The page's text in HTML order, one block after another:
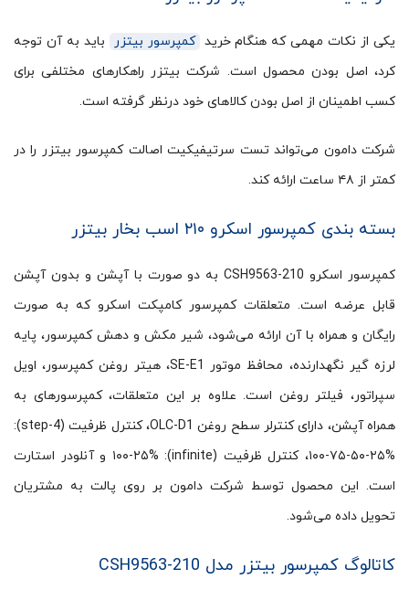
یکی از نکات مهمی که هنگام خرید کمپرسور بیتزر
باید به آن توجه
کرد، اصل بودن محصول است. شرکت بیتزر راهکارهای مختلفی برای
کسب اطمینان از اصل بودن کالاهای خود درنظر گرفته است.
شرکت دامون می‌تواند تست سرتیفیکیت اصالت کمپرسور بیتزر را در
کمتر از ۴۸ ساعت ارائه کند.
بسته بندی کمپرسور اسکرو ۲۱۰ اسب بخار بیتزر
کمپرسور اسکرو CSH9563-210 به دو صورت با آپشن و بدون آپشن
قابل عرضه است. متعلقات کمپرسور کامپکت اسکرو که به صورت
رایگان و همراه با آن ارائه می‌شود، شیر مکش و دهش کمپرسور، پایه
لرزه گیر نگهدارنده، محافظ موتور SE-E1، هیتر روغن کمپرسور، اویل
سپراتور، فیلتر روغن است. علاوه بر این متعلقات، کمپرسورهای به
همراه آپشن، دارای کنترلر سطح روغن OLC-D1، کنترل ظرفیت (4-step):
۱۰۰-۷۵-۵۰-۲۵%، کنترل ظرفیت (infinite): ۱۰۰-۲۵% و آنلودر استارت
است. این محصول توسط شرکت دامون بر روی پالت به مشتریان
تحویل داده می‌شود.
کاتالوگ کمپرسور بیتزر مدل CSH9563-210